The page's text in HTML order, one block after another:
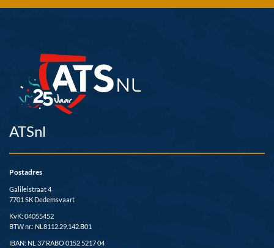
ATSnl
Postadres
Galileistraat 4
7701 SK Dedemsvaart
KvK: 04055452
BTW nr.: NL8112.29.142.B01
IBAN: NL 37 RABO 0152 5217 04